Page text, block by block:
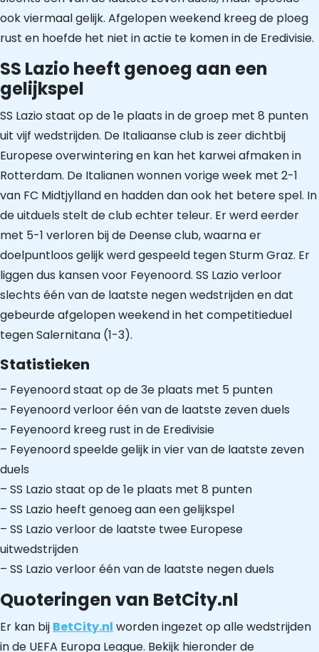
ook viermaal gelijk. Afgelopen weekend kreeg de ploeg
rust en hoefde het niet in actie te komen in de Eredivisie.
SS Lazio heeft genoeg aan een
gelijkspel
SS Lazio staat op de 1e plaats in de groep met 8 punten
uit vijf wedstrijden. De Italiaanse club is zeer dichtbij
Europese overwintering en kan het karwei afmaken in
Rotterdam. De Italianen wonnen vorige week met 2-1
van FC Midtjylland en hadden dan ook het betere spel. In
de uitduels stelt de club echter teleur. Er werd eerder
met 5-1 verloren bij de Deense club, waarna er
doelpuntloos gelijk werd gespeeld tegen Sturm Graz. Er
liggen dus kansen voor Feyenoord. SS Lazio verloor
slechts één van de laatste negen wedstrijden en dat
gebeurde afgelopen weekend in het competitieduel
tegen Salernitana (1-3).
Statistieken
– Feyenoord staat op de 3e plaats met 5 punten
– Feyenoord verloor één van de laatste zeven duels
– Feyenoord kreeg rust in de Eredivisie
– Feyenoord speelde gelijk in vier van de laatste zeven
duels
– SS Lazio staat op de 1e plaats met 8 punten
– SS Lazio heeft genoeg aan een gelijkspel
– SS Lazio verloor de laatste twee Europese
uitwedstrijden
– SS Lazio verloor één van de laatste negen duels
Quoteringen van BetCity.nl
Er kan bij BetCity.nl worden ingezet op alle wedstrijden
in de UEFA Europa League. Bekijk hieronder de